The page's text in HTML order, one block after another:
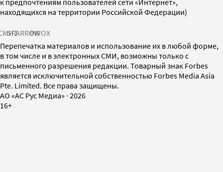
находящихся на территории Российской Федерации)
SPARROWINFOX
Перепечатка материалов и использование их в любой форме,
в том числе и в электронных СМИ, возможны только с
письменного разрешения редакции. Товарный знак Forbes
является исключительной собственностью Forbes Media Asia
Pte. Limited. Все права защищены.
AO «АС Рус Медиа» · 2026
16+